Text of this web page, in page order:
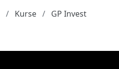
Kurse GP Invest